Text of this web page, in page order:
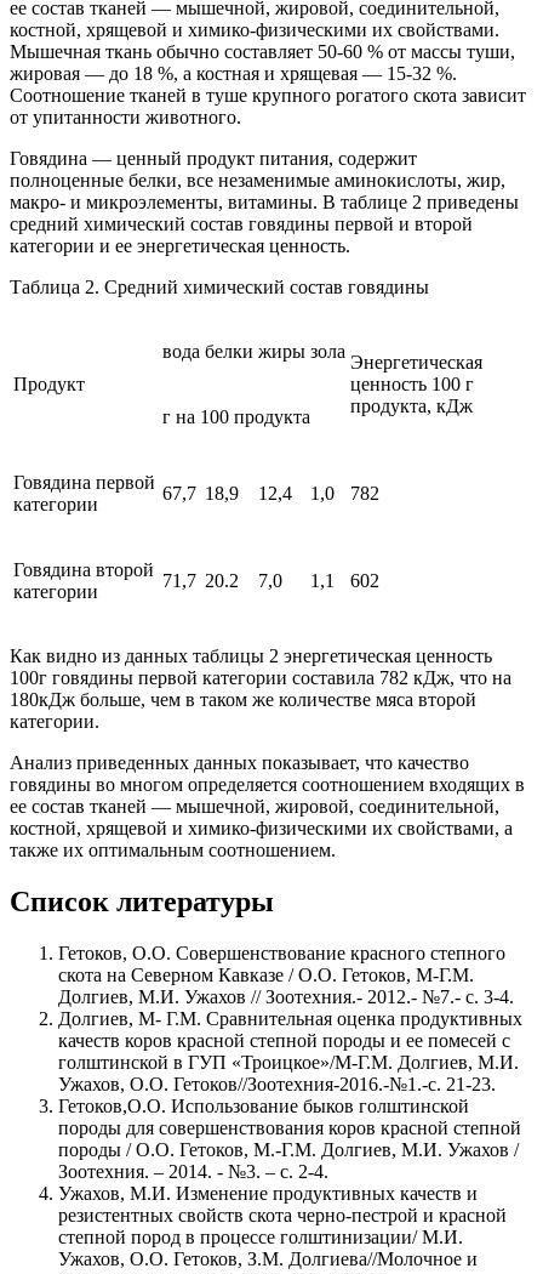
ее состав тканей — мышечной, жировой, соединительной,
костной, хрящевой и химико-физическими их свойствами.
Мышечная ткань обычно составляет 50-60 % от массы туши,
жировая — до 18 %, а костная и хрящевая — 15-32 %.
Соотношение тканей в туше крупного рогатого скота зависит
от упитанности животного.
Говядина — ценный продукт питания, содержит
полноценные белки, все незаменимые аминокислоты, жир,
макро- и микроэлементы, витамины. В таблице 2 приведены
средний химический состав говядины первой и второй
категории и ее энергетическая ценность.
Таблица 2. Средний химический состав говядины
Продукт
вода белки жиры зола
Энергетическая
ценность 100 г
продукта, кДж
г на 100 продукта
Говядина первой
категории
67,7 18,9 12,4 1,0 782
Говядина второй
категории
71,7 20.2 7,0 1,1 602
Как видно из данных таблицы 2 энергетическая ценность
100г говядины первой категории составила 782 кДж, что на
180кДж больше, чем в таком же количестве мяса второй
категории.
Анализ приведенных данных показывает, что качество
говядины во многом определяется соотношением входящих в
ее состав тканей — мышечной, жировой, соединительной,
костной, хрящевой и химико-физическими их свойствами, а
также их оптимальным соотношением.
Список литературы
Гетоков, О.О. Совершенствование красного степного
скота на Северном Кавказе / О.О. Гетоков, М-Г.М.
Долгиев, М.И. Ужахов // Зоотехния.- 2012.- №7.- с. 3-4.
Долгиев, М- Г.М. Сравнительная оценка продуктивных
качеств коров красной степной породы и ее помесей с
голштинской в ГУП «Троицкое»/М-Г.М. Долгиев, М.И.
Ужахов, О.О. Гетоков//Зоотехния-2016.-№1.-с. 21-23.
Гетоков,О.О. Использование быков голштинской
породы для совершенствования коров красной степной
породы / О.О. Гетоков, М.-Г.М. Долгиев, М.И. Ужахов /
Зоотехния. – 2014. - №3. – с. 2-4.
Ужахов, М.И. Изменение продуктивных качеств и
резистентных свойств скота черно-пестрой и красной
степной пород в процессе голштинизации/ М.И.
Ужахов, О.О. Гетоков, З.М. Долгиева//Молочное и